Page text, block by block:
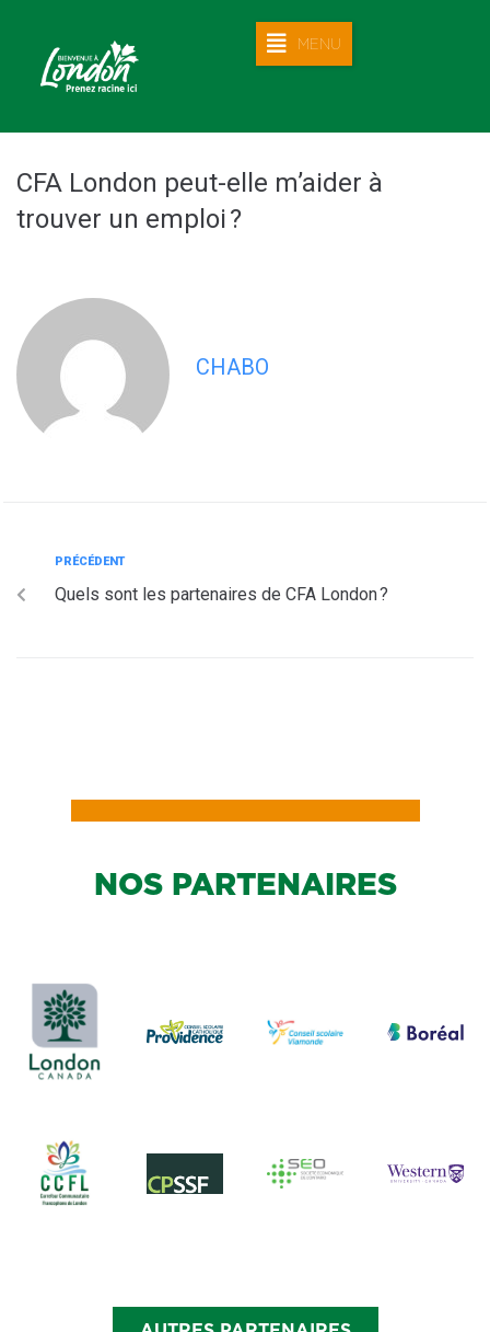
MENU
CFA London peut-elle m’aider à
trouver un emploi ?
CHABO
PRÉCÉDENT
Quels sont les partenaires de CFA London ?
NOS PARTENAIRES